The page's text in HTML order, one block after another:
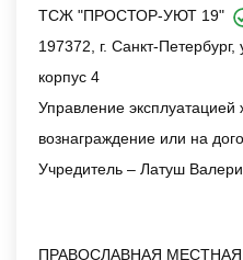
ТСЖ "ПРОСТОР-УЮТ 19"
197372, г. Санкт-
корпус 4
Управление
вознаграждение или на
Учредитель – Латуш
ПРАВОСЛАВНАЯ